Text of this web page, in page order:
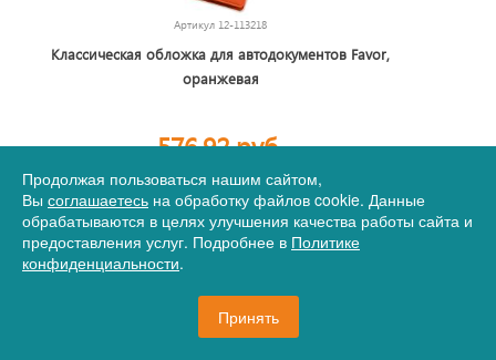
Артикул 12-113218
Классическая обложка для автодокументов Favor,
оранжевая
576,92 руб.
501 шт. В корзину
Продолжая пользоваться нашим сайтом,
Вы соглашаетесь на обработку файлов cookie. Данные
обрабатываются в целях улучшения качества работы сайта и
предоставления услуг. Подробнее в Политике
конфиденциальности.
Принять